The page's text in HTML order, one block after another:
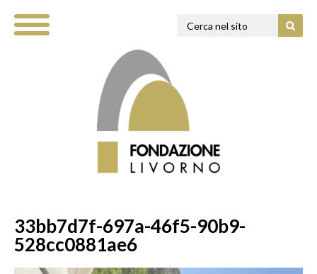
33bb7d7f-697a-46f5-90b9-
528cc0881ae6